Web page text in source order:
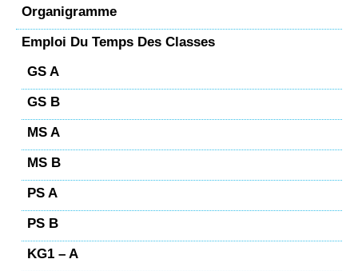
Organigramme
Emploi Du Temps Des Classes
GS A
GS B
MS A
MS B
PS A
PS B
KG1 – A